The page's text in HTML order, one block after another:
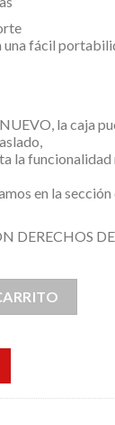
una fácil
la caja
la funcionalidad
en la
DERECHOS